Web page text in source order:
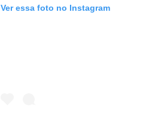
Ver essa foto no Instagram